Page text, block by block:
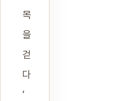
목
을
걷
다
’